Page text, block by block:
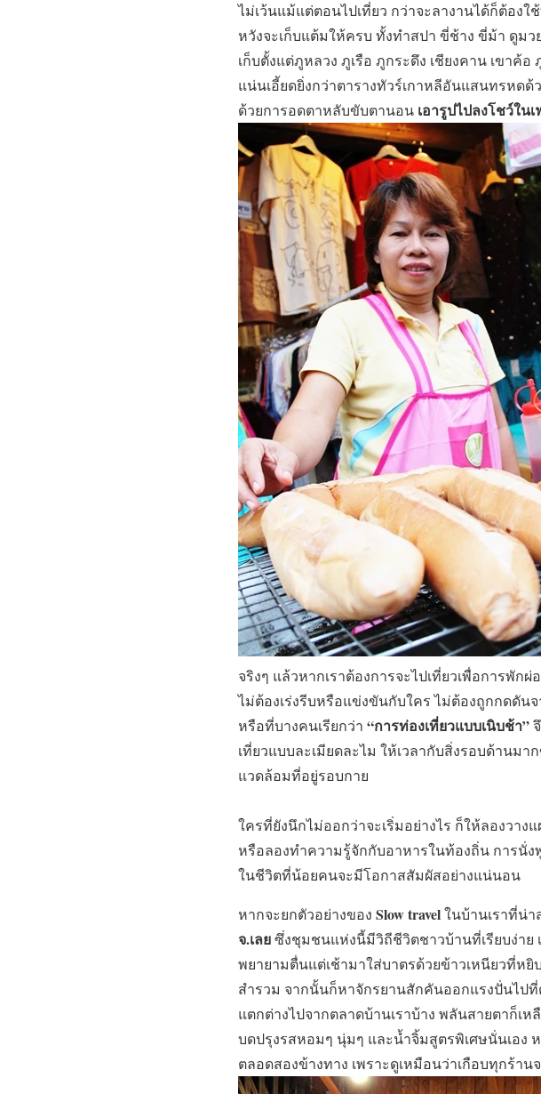
ไม่เว้นแม้แต่ตอนไปเที่ยว กว่าจะลางานได้ก็ต้อง
หวังจะเก็บแต้มให้ครบ ทั้งทำสปา ขี่ช้าง ขี่ม้า ดูม
เก็บตั้งแต่ภูหลวง ภูเรือ ภูกระดึง เชียงคาน เขาค้
แน่นเอี้ยดยิ่งกว่าตารางทัวร์เกาหลีอันแสนทรหดด้
ด้วยการอดตาหลับขับตานอน เอารูปไปลงโชว์ใ
จริงๆ แล้วหากเราต้องการจะไปเที่ยวเพื่อการพั
ไม่ต้องเร่งรีบหรือแข่งขันกับใคร ไม่ต้องถูกกดดัน
หรือที่บางคนเรียกว่า “การท่องเที่ยวแบบเนิบช้า”
เที่ยวแบบละเมียดละไม ให้เวลากับสิ่งรอบด้าน
แวดล้อมที่อยู่รอบกาย
ใครที่ยังนึกไม่ออกว่าจะเริ่มอย่างไร ก็ให้ลองวา
หรือลองทำความรู้จักกับอาหารในท้องถิ่น การนั่
ในชีวิตที่น้อยคนจะมีโอกาสสัมผัสอย่างแน่นอน
หากจะยกตัวอย่างของ Slow travelในบ้านเราที่น่
จ.เลยซึ่งชุมชนแห่งนี้มีวิถีชีวิตชาวบ้านที่เรียบง่าย
พยายามตื่นแต่เช้ามาใส่บาตรด้วยข้าวเหนียวที่หยิ
สำรวม จากนั้นก็หาจักรยานสักคันออกแรงปั่นไป
แตกต่างไปจากตลาดบ้านเราบ้าง พลันสายตาก็เห
บดปรุงรสหอมๆ นุ่มๆ และน้ำจิ้มสูตรพิเศษนั่นเอง
ตลอดสองข้างทาง เพราะดูเหมือนว่าเกือบทุกร้า